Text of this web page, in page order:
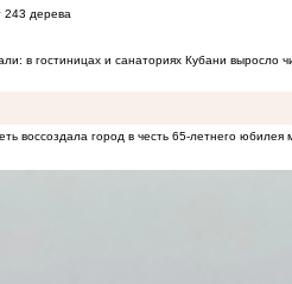
243 дерева
в гостиницах и санаториях Кубани выросло
воссоздала город в честь 65-летнего юбилея